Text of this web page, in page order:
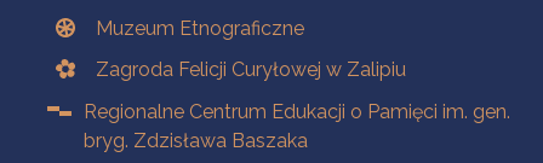
Muzeum Etnograficzne
Zagroda Felicji Curyłowej w Zalipiu
Regionalne Centrum Edukacji o Pamięci im. gen.
bryg. Zdzisława Baszaka